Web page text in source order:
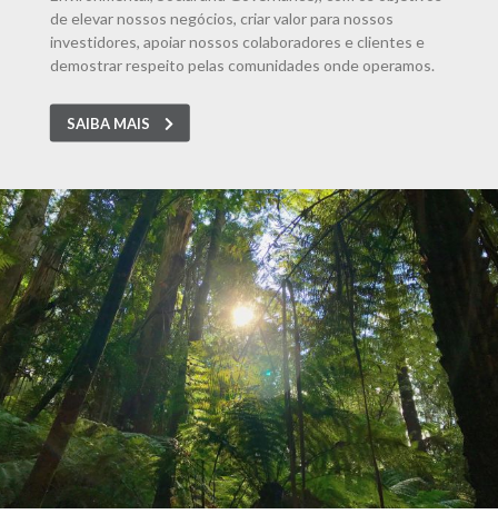
de elevar nossos negócios, criar valor para nossos
investidores, apoiar nossos colaboradores e clientes e
demostrar respeito pelas comunidades onde operamos.
SAIBA MAIS